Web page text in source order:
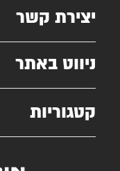
יצירת קשר
אורן: 052-6868777
עצמונה 16, אזה"ת מישור אדומים
ניווט באתר
קרוואן
השירותים שלנו
קטגוריות